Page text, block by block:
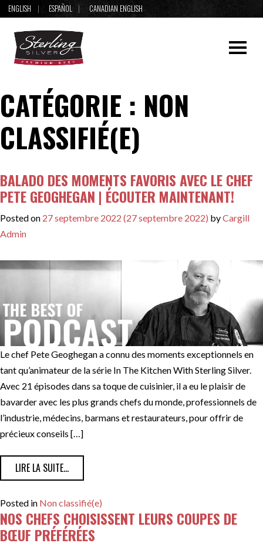
ENGLISH ESPAÑOL CANADIAN ENGLISH
CATÉGORIE : NON
CLASSIFIÉ(E)
BALADO DES MOMENTS FAVORIS AVEC LE CHEF
PETE GEOGHEGAN | ÉCOUTER MAINTENANT!
Posted on 27 septembre 2022 (27 septembre 2022) byCargill
Admin
Le chef Pete Geoghegan a connu des moments exceptionnels en
tant qu’animateur de la série In The Kitchen With Sterling Silver.
Avec 21 épisodes dans sa toque de cuisinier, il a eu le plaisir de
bavarder avec les plus grands chefs du monde, professionnels de
l’industrie, médecins, barmans et restaurateurs, pour offrir de
précieux conseils […]
LIRE LA SUITE…FROM BALADO DES MOMENTS FAVORIS AVEC LE CHEF
Posted in Non classifié(e)
NOS CHEFS CHOISISSENT LEURS COUPES DE
BŒUF PRÉFÉRÉES